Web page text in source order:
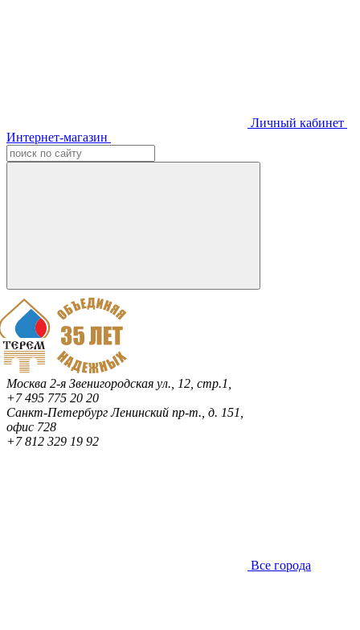
Личный кабинет
Интернет-магазин
Москва 2-я Звенигородская ул., 12, стр.1,
+7 495 775 20 20
Санкт-ПетербургЛенинский пр-т., д. 151,
офис 728
+7 812 329 19 92
Все города